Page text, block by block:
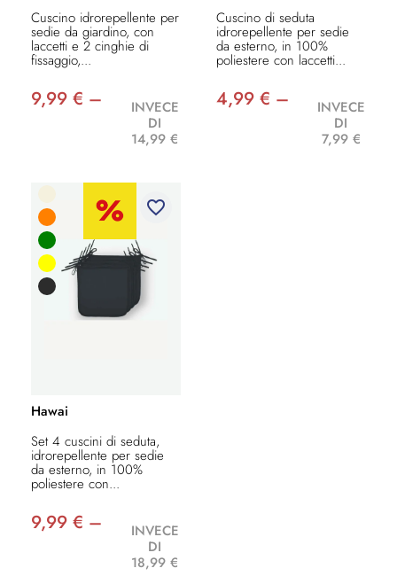
Cuscino idrorepellente per
sedie da giardino, con
laccetti e 2 cinghie di
fissaggio,...
9,99 € –
INVECE
DI
14,99 €
Cuscino di seduta
idrorepellente per sedie
da esterno, in 100%
poliestere con laccetti...
4,99 € –
INVECE
DI
7,99 €
favorite_border
Hawai
Set 4 cuscini di seduta,
idrorepellente per sedie
da esterno, in 100%
poliestere con...
9,99 € –
INVECE
DI
18,99 €